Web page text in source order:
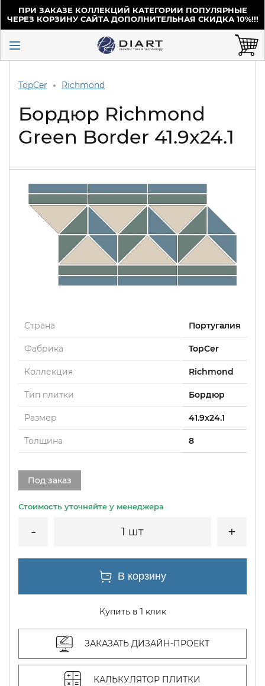
ПРИ ЗАКАЗЕ КОЛЛЕКЦИЙ КАТЕГОРИИ ПОПУЛЯРНЫЕ
ЧЕРЕЗ КОРЗИНУ САЙТА ДОПОЛНИТЕЛЬНАЯ СКИДКА 10%!!!
TopCer Richmond
Бордюр Richmond
Green Border 41.9x24.1
Страна Португалия
Фабрика TopCer
Коллекция Richmond
Тип плитки Бордюр
Размер 41.9x24.1
Толщина 8
Под заказ
1 шт
Купить в 1 клик
ЗАКАЗАТЬ ДИЗАЙН-ПРОЕКТ
КАЛЬКУЛЯТОР ПЛИТКИ